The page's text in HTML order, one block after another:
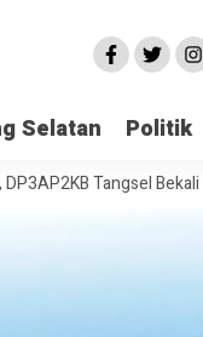
Selatan Politik
Tangsel Bekali